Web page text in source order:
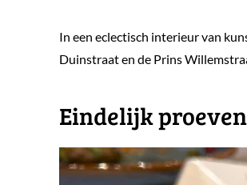
In een eclectisch interieur van
Duinstraat en de Prins
Eindelijk